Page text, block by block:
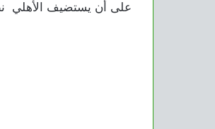
على أن يستضيف الأهلي نظيره التونسي